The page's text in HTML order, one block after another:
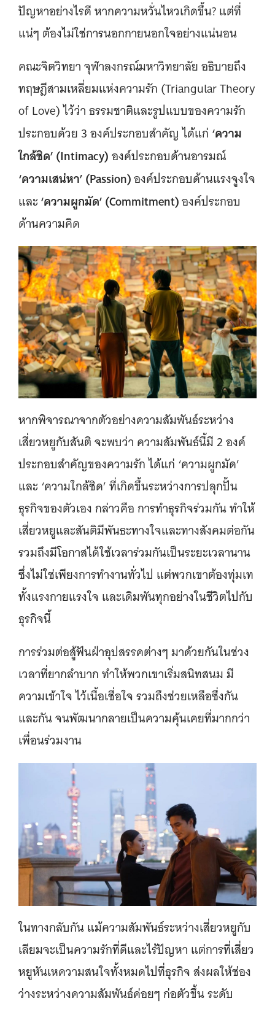
ปัญหาอย่างไรดี หากความหวั่นไหวเกิดขึ้น? แต่ที่
แน่ๆ ต้องไม่ใช่การนอกกายนอกใจอย่างแน่นอน
คณะจิตวิทยา จุฬาลงกรณ์มหาวิทยาลัย อธิบายถึง
ทฤษฎีสามเหลี่ยมแห่งความรัก (Triangular Theory
of Love) ไว้ว่า ธรรมชาติและรูปแบบของความรัก
ประกอบด้วย 3 องค์ประกอบสำคัญ ได้แก่ ‘ความ
ใกล้ชิด’ (Intimacy)องค์ประกอบด้านอารมณ์
‘ความเสน่หา’ (Passion)องค์ประกอบด้านแรงจูงใจ
และ‘ความผูกมัด’ (Commitment)องค์ประกอบ
ด้านความคิด
หากพิจารณาจากตัวอย่างความสัมพันธ์ระหว่าง
เสี่ยวหยูกับสันติ จะพบว่า ความสัมพันธ์นี้มี 2 องค์
ประกอบสำคัญของความรัก ได้แก่ ‘ความผูกมัด’
และ ‘ความใกล้ชิด’ ที่เกิดขึ้นระหว่างการปลุกปั้น
ธุรกิจของตัวเอง กล่าวคือ การทำธุรกิจร่วมกัน ทำให้
เสี่ยวหยูและสันติมีพันธะทางใจและทางสังคมต่อกัน
รวมถึงมีโอกาสได้ใช้เวลาร่วมกันเป็นระยะเวลานาน
ซึ่งไม่ใช่เพียงการทำงานทั่วไป แต่พวกเขาต้องทุ่มเท
ทั้งแรงกายแรงใจ และเดิมพันทุกอย่างในชีวิตไปกับ
ธุรกิจนี้
การร่วมต่อสู้ฟันฝ่าอุปสรรคต่างๆ มาด้วยกันในช่วง
เวลาที่ยากลำบาก ทำให้พวกเขาเริ่มสนิทสนม มี
ความเข้าใจ ไว้เนื้อเชื่อใจ รวมถึงช่วยเหลือซึ่งกัน
และกัน จนพัฒนากลายเป็นความคุ้นเคยที่มากกว่า
เพื่อนร่วมงาน
ในทางกลับกัน แม้ความสัมพันธ์ระหว่างเสี่ยวหยูกับ
เลียมจะเป็นความรักที่ดีและไร้ปัญหา แต่การที่เสี่ยว
หยูหันเหความสนใจทั้งหมดไปที่ธุรกิจ ส่งผลให้ช่อง
ว่างระหว่างความสัมพันธ์ค่อยๆ ก่อตัวขึ้น ระดับ